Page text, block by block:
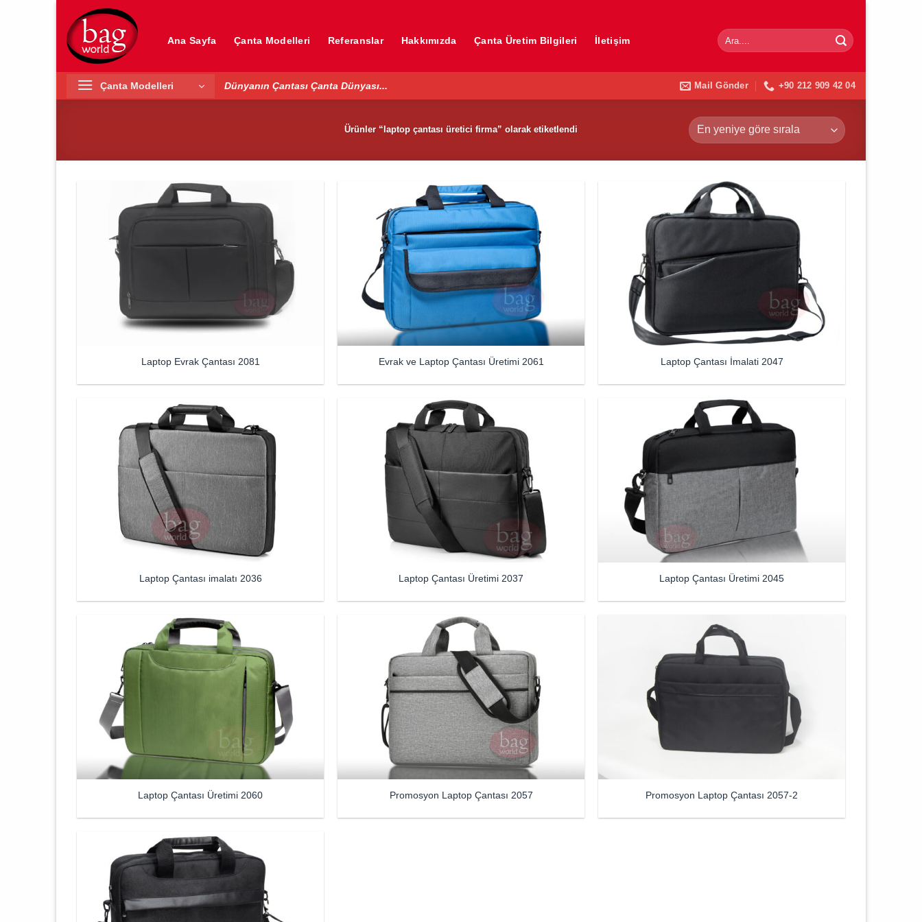
atla
Ana Sayfa Çanta Modelleri Referanslar Hakkımızda Çanta Üretim Bilgileri İletişim
Ara:
Çanta Modelleri Dünyanın Çantası Çanta Dünyası... Mail Gönder +90 212 909 42 04
Ürünler “laptop çantası üretici firma” olarak etiketlendi
Laptop Evrak Çantası 2081 Evrak ve Laptop Çantası Üretimi 2061 Laptop Çantası İmalati 2047
Laptop Çantası imalatı 2036 Laptop Çantası Üretimi 2037 Laptop Çantası Üretimi 2045
Laptop Çantası Üretimi 2060 Promosyon Laptop Çantası 2057 Promosyon Laptop Çantası 2057-2